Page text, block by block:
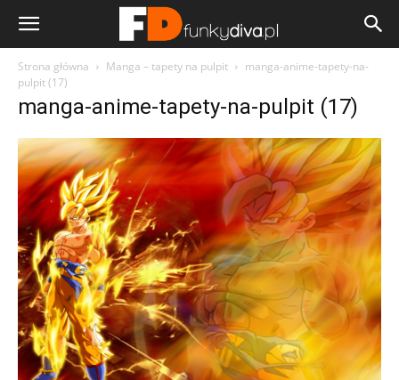
Strona główna Manga – tapety na pulpit
manga-anime-tapety-na-
pulpit (17)
manga-anime-tapety-na-pulpit (17)